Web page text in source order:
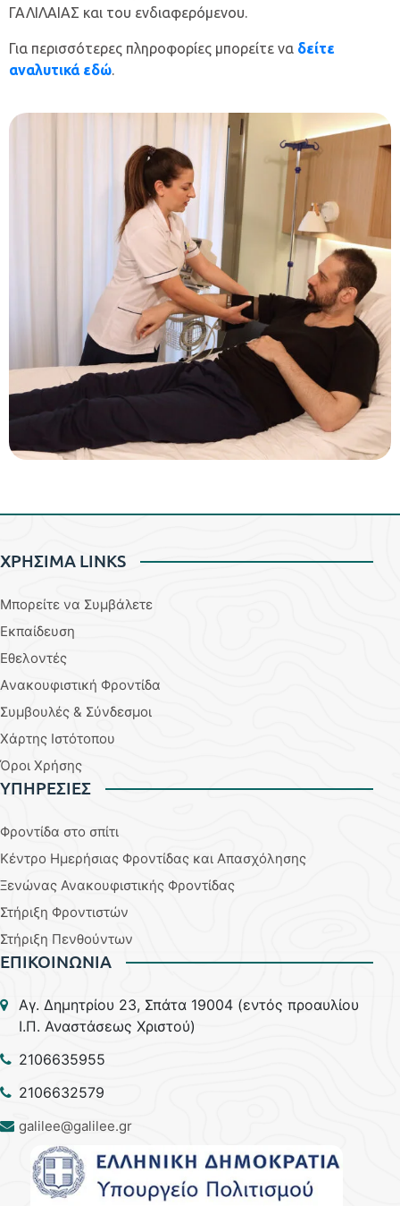
ΓΑΛΙΛΑΙΑΣ και του ενδιαφερόμενου.
Για περισσότερες πληροφορίες μπορείτε να δείτε
αναλυτικά εδώ.
ΧΡΗΣΙΜΑ LINKS
Μπορείτε να Συμβάλετε
Εκπαίδευση
Εθελοντές
Aνακουφιστική Φροντίδα
Συμβουλές & Σύνδεσμοι
Χάρτης Ιστότοπου
Όροι Χρήσης
YΠΗΡΕΣΙΕΣ
Φροντίδα στο σπίτι
Κέντρο Ημερήσιας Φροντίδας και Απασχόλησης
Ξενώνας Ανακουφιστικής Φροντίδας
Στήριξη Φροντιστών
Στήριξη Πενθούντων
ΕΠΙΚΟΙΝΩΝΙΑ
Aγ. Δημητρίου 23, Σπάτα 19004 (εντός προαυλίου
Ι.Π. Αναστάσεως Χριστού)
2106635955
2106632579
galilee@galilee.gr